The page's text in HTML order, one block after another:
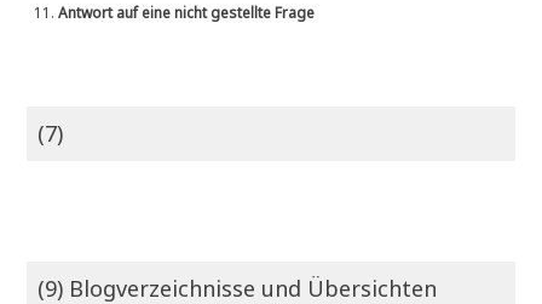
11.Antwort auf eine nicht gestellte Frage
(7)
(9) Blogverzeichnisse und Übersichten